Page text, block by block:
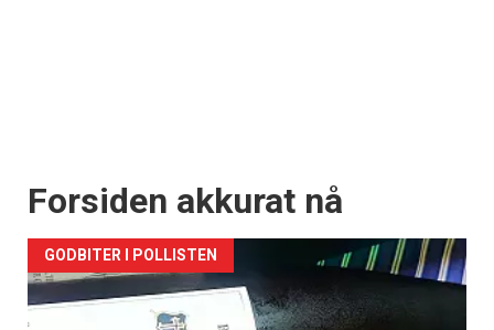
Forsiden akkurat nå
GODBITER I POLLISTEN